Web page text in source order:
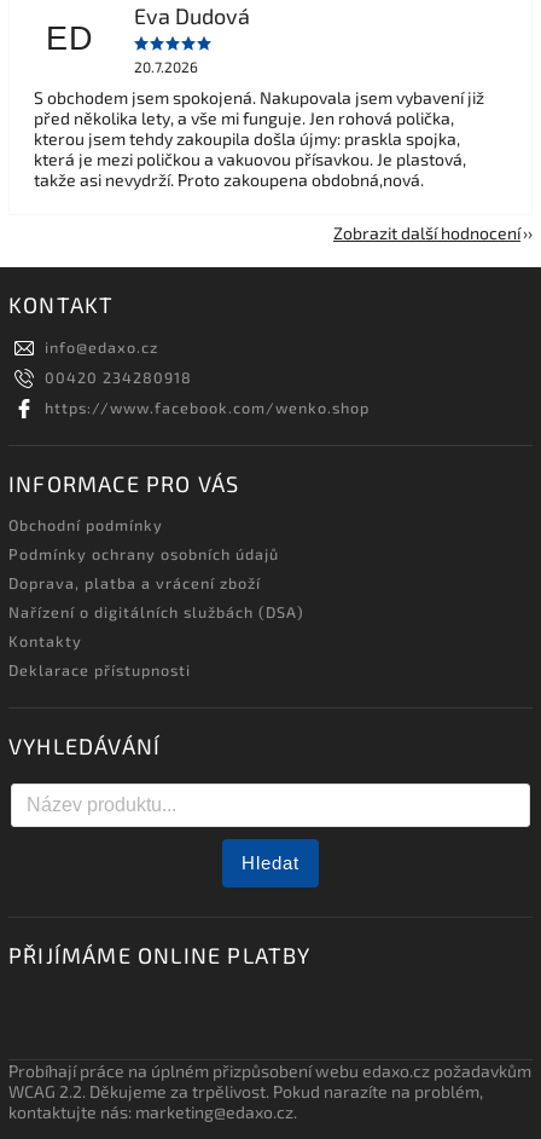
ED
Eva Dudová
20.7.2026
S obchodem jsem spokojená. Nakupovala jsem vybavení již
před několika lety, a vše mi funguje. Jen rohová polička,
kterou jsem tehdy zakoupila došla újmy: praskla spojka,
která je mezi poličkou a vakuovou přísavkou. Je plastová,
takže asi nevydrží. Proto zakoupena obdobná,nová.
Zobrazit další hodnocení
KONTAKT
info@edaxo.cz
00420 234280918
https://www.facebook.com/wenko.shop
INFORMACE PRO VÁS
Obchodní podmínky
Podmínky ochrany osobních údajů
Doprava, platba a vrácení zboží
Nařízení o digitálních službách (DSA)
Kontakty
Deklarace přístupnosti
VYHLEDÁVÁNÍ
Hledat
PŘIJÍMÁME ONLINE PLATBY
Probíhají práce na úplném přizpůsobení webu edaxo.cz požadavkům
WCAG 2.2. Děkujeme za trpělivost. Pokud narazíte na problém,
kontaktujte nás: marketing@edaxo.cz.